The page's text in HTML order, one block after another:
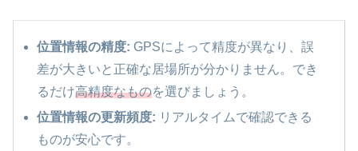
位置情報の精度: GPSによって精度が異なり、誤
差が大きいと正確な居場所が分かりません。でき
るだけ高精度なものを選びましょう。
位置情報の更新頻度: リアルタイムで確認できる
ものが安心です。